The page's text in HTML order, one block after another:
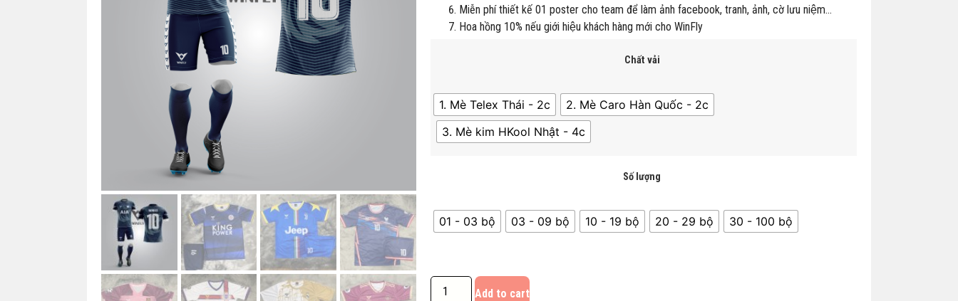
Miễn phí thiết kế 01 poster cho team để làm ảnh facebook, tranh, ảnh, cờ lưu niệm…
Hoa hồng 10% nếu giới hiệu khách hàng mới cho WinFly
Chất vải
1. Mè Telex Thái - 2c
2. Mè Caro Hàn Quốc - 2c
3. Mè kim HKool Nhật - 4c
Số lượng
01 - 03 bộ 03 - 09 bộ 10 - 19 bộ 20 - 29 bộ 30 - 100 bộ
Add to cart